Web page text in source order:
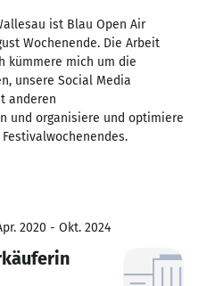
ist Blau Open Air
Wochenende. Die Arbeit
kümmere mich um die
unsere Social Media
anderen
und organisiere und optimiere
2020 - Okt. 2024